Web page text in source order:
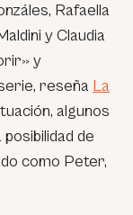
Rafaella
y Claudia
y
reseña La
algunos
de
como Peter,